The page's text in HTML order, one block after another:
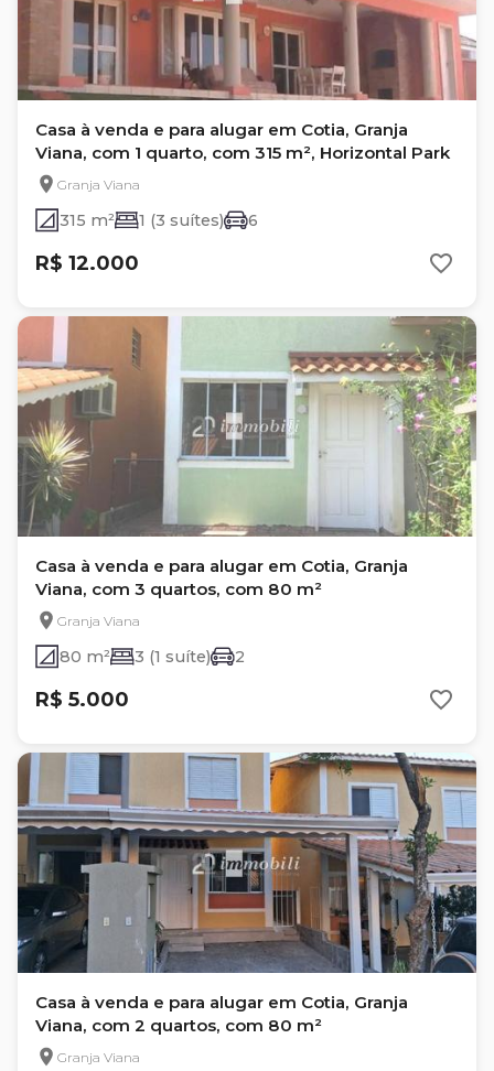
Casa à venda e para alugar em Cotia, Granja
Viana, com 1 quarto, com 315 m², Horizontal Park
Granja Viana
315 m² 1 (3 suítes) 6
R$ 12.000
Casa à venda e para alugar em Cotia, Granja
Viana, com 3 quartos, com 80 m²
Granja Viana
80 m² 3 (1 suíte) 2
R$ 5.000
Casa à venda e para alugar em Cotia, Granja
Viana, com 2 quartos, com 80 m²
Granja Viana